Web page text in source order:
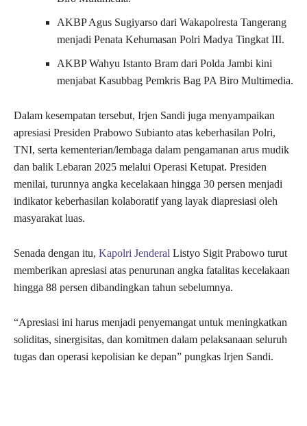
AKBP Agus Sugiyarso dari Wakapolresta Tangerang
menjadi Penata Kehumasan Polri Madya Tingkat III.
AKBP Wahyu Istanto Bram dari Polda Jambi kini
menjabat Kasubbag Pemkris Bag PA Biro Multimedia.
Dalam kesempatan tersebut, Irjen Sandi juga menyampaikan
apresiasi Presiden Prabowo Subianto atas keberhasilan Polri,
TNI, serta kementerian/lembaga dalam pengamanan arus mudik
dan balik Lebaran 2025 melalui Operasi Ketupat. Presiden
menilai, turunnya angka kecelakaan hingga 30 persen menjadi
indikator keberhasilan kolaboratif yang layak diapresiasi oleh
masyarakat luas.
Senada dengan itu, Kapolri Jenderal Listyo Sigit Prabowo turut
memberikan apresiasi atas penurunan angka fatalitas kecelakaan
hingga 88 persen dibandingkan tahun sebelumnya.
“Apresiasi ini harus menjadi penyemangat untuk meningkatkan
soliditas, sinergisitas, dan komitmen dalam pelaksanaan seluruh
tugas dan operasi kepolisian ke depan” pungkas Irjen Sandi.